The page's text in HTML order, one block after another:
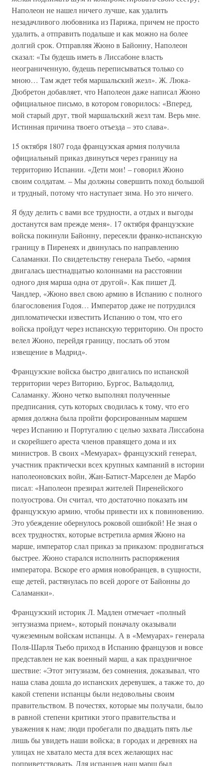
Наполеон не нашел ничего лучше, как удалить
незадачливого любовника из Парижа, причем не просто
удалить, а отправить подальше и как можно на более
долгий срок. Отправляя Жюно в Байонну, Наполеон
сказал: «Ты будешь иметь в Лиссабоне власть
неограниченную, будешь переписываться только со
мною… Там ждет тебя маршальский жезл». Ж. Люка-
Дюбретон добавляет, что Наполеон даже написал Жюно
официальное письмо, в котором говорилось: «Вперед,
мой старый друг, твой маршальский жезл там. Верь мне.
Истинная причина твоего отъезда – это слава».
15 октября 1807 года французская армия получила
официальный приказ двинуться через границу на
территорию Испании. «Дети мои! – говорил Жюно
своим солдатам. – Мы должны совершить поход большой
и трудный, потому что наступает зима. Но это ничего.
Я буду делить с вами все трудности, а отдых и выгоды
достанутся вам прежде меня». 17 октября французские
войска покинули Байонну, пересекли франко-испанскую
границу в Пиренеях и двинулась по направлению
Саламанки. По свидетельству генерала Тьебо, «армия
двигалась шестнадцатью колоннами на расстоянии
одного дня марша одна от другой». Как пишет Д.
Чандлер, «Жюно ввел свою армию в Испанию с полного
благословения Годоя… Император даже не потрудился
дипломатически известить Испанию о том, что его
войска пройдут через испанскую территорию. Он просто
велел Жюно, перейдя границу, послать об этом
извещение в Мадрид».
Французские войска быстро двигались по испанской
территории через Виторию, Бургос, Вальядолид,
Саламанку. Жюно четко выполнял полученные
предписания, суть которых сводилась к тому, что его
армия должна была пройти форсированным маршем
через Испанию и Португалию с целью захвата Лиссабона
и скорейшего ареста членов правящего дома и их
министров. В своих «Мемуарах» французский генерал,
участник практически всех крупных кампаний в истории
наполеоновских войн, Жан-Батист-Марселен де Марбо
писал: «Наполеон презирал жителей Пиренейского
полуострова. Он считал, что достаточно показать им
французскую армию, чтобы привести их к повиновению.
Это убеждение обернулось роковой ошибкой! Не зная о
всех трудностях, которые встретила армия Жюно на
марше, император слал приказ за приказом: продвигаться
быстрее. Жюно старался исполнить распоряжения
императора. Вскоре его армия новобранцев, в сущности,
еще детей, растянулась по всей дороге от Байонны до
Саламанки».
Французский историк Л. Мадлен отмечает «полный
энтузиазма прием», который поначалу оказывали
чужеземным войскам испанцы. А в «Мемуарах» генерала
Поля-Шарля Тьебо приход в Испанию французов и вовсе
представлен не как военный марш, а как праздничное
шествие: «Этот энтузиазм, без сомнения, доказывал, что
наша слава дошла до испанских деревушек, а также то, до
какой степени испанцы были недовольны своим
правительством. В почестях, которые мы получали, было
в равной степени критики этого правительства и
уважения к нам; люди пробегали по двадцать пять лье
лишь бы увидеть наши войска; в городах и деревнях на
улицах не хватало места для всех желающих нас
поприветствовать. Для испанцев наш марш был